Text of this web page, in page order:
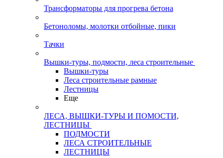
Трансформаторы для прогрева бетона
Бетоноломы, молотки отбойные, пики
Тачки
Вышки-туры, подмости, леса строительные
Вышки-туры
Леса строительные рамные
Лестницы
Еще
ЛЕСА, ВЫШКИ-ТУРЫ И ПОМОСТИ,
ЛЕСТНИЦЫ
ПОДМОСТИ
ЛЕСА СТРОИТЕЛЬНЫЕ
ЛЕСТНИЦЫ